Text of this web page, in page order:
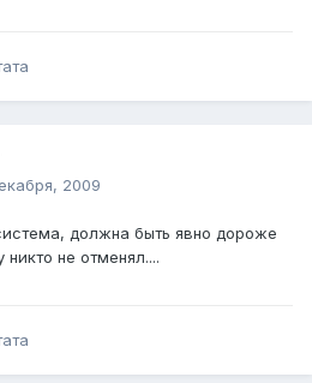
2009
должна быть явно дороже
не отменял....